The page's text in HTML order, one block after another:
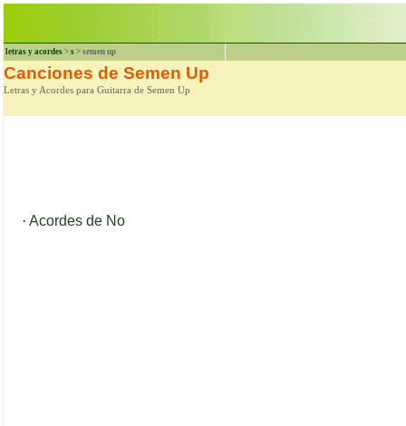
letras y acordes > s > semen up
Canciones de Semen Up
Letras y Acordes para Guitarra de Semen Up
· Acordes de No